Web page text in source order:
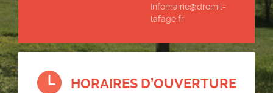
Infomairie@dremil-
lafage.fr
HORAIRES D’OUVERTURE